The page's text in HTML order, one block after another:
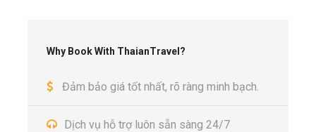
Why Book With ThaianTravel?
Đảm bảo giá tốt nhất, rõ ràng minh bạch.
Dịch vụ hỗ trợ luôn sẵn sàng 24/7